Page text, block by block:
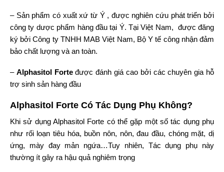
– Sản phẩm có xuất xứ từ Ý , được nghiên cứu phát triển bởi
công ty dược phẩm hàng đầu tại Ý. Tại Việt Nam, được đăng
ký bởi Công ty TNHH MAB Việt Nam, Bộ Y tế công nhận đảm
bảo chất lượng và an toàn.
– Alphasitol Forteđược đánh giá cao bởi các chuyên gia hỗ
trợ sinh sản hàng đầu
Alphasitol Forte Có Tác Dụng Phụ Không?
Khi sử dụng Alphasitol Forte có thể gặp một số tác dụng phụ
như rối loạn tiêu hóa, buồn nôn, nôn, đau đầu, chóng mặt, dị
ứng, mày đay mản ngứa…Tuy nhiên, Tác dụng phụ này
thường ít gây ra hậu quả nghiêm trọng